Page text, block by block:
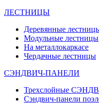
ЛЕСТНИЦЫ
Деревянные
Модульные лестницы
На металлокаркасе
Чердачные лестницы
СЭНДВИЧ-ПАНЕЛИ
Трехслойные
Сэндвич-панели